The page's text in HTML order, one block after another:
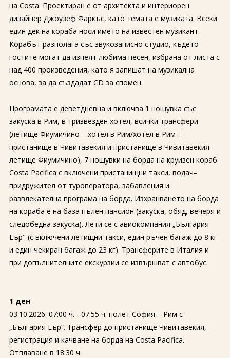
на Costa. Проектиран е от архитекта и интериорен
дизайнер Джоузеф Фаркъс, като темата е музиката. Всеки
един дек на кораба носи името на известен музикант.
Корабът разполага със звукозаписно студио, където
гостите могат да изпеят любима песен, избрана от листа с
над 400 произведения, като я запишат на музикална
основа, за да създадат CD за спомен.
Програмата е деветдневна и включва 1 нощувка със
закуска в Рим, в тризвезден хотел, всички трансфери
(летище Фиумичино – хотел в Рим/хотел в Рим –
пристанище в Чивитавекия и пристанище в Чивитавекия -
летище Фиумичино), 7 нощувки на борда на круизен кораб
Costa Pacifica с включени пристанищни такси, водач–
придружител от туроператора, забавления и
развлекателна програма на борда. Изхранването на борда
на кораба е на база пълен пансион (закуска, обяд, вечеря и
следобедна закуска). Лети се с авиокомпания „България
Еър" (с включени летищни такси, един ръчен багаж до 8 кг
и един чекиран багаж до 23 кг). Трансферите в Италия и
при допълнителните екскурзии се извършват с автобус.
1 ден
03.10.2026: 07:00 ч. - 07:55 ч. полет София – Рим с
„България Еър“. Трансфер до пристанище Чивитавекия,
регистрация и качване на борда на Costa Pacifica.
Отплаване в 18:30 ч.